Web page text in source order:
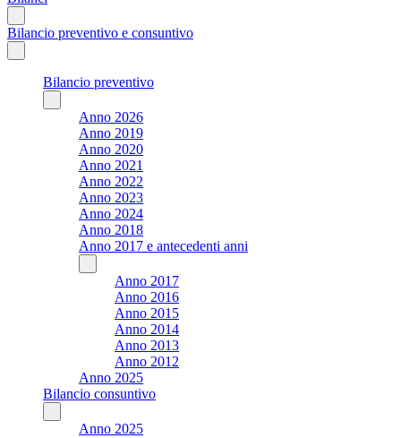
Bilancio preventivo e consuntivo
Bilancio preventivo
Anno 2026
Anno 2019
Anno 2020
Anno 2021
Anno 2022
Anno 2023
Anno 2024
Anno 2018
Anno 2017 e antecedenti anni
Anno 2017
Anno 2016
Anno 2015
Anno 2014
Anno 2013
Anno 2012
Anno 2025
Bilancio consuntivo
Anno 2025